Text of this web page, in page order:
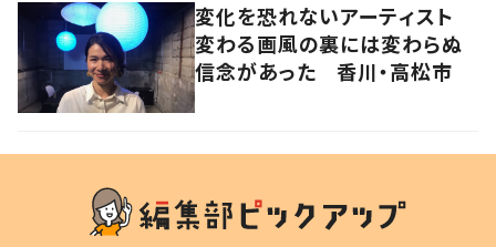
変化を恐れないアーティスト
変わる画風の裏には変わらぬ
信念があった 香川・高松市